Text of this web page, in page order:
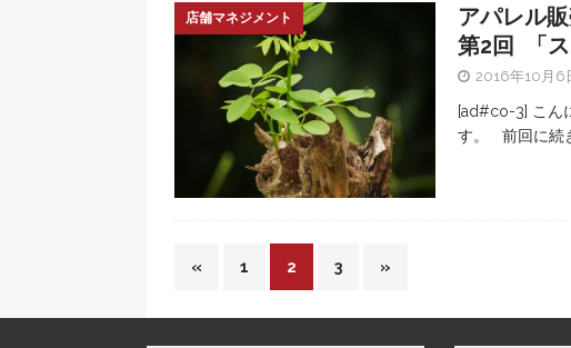
店舗マネジメント
アパレル
第2回 「ス
2016年10月6
[ad#co-3] こん
す。 前回に続
« 1 2 3 »